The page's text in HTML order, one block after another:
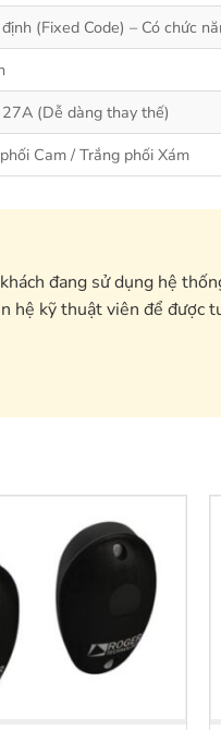
(Fixed Code) – Có chức
(Dễ dàng thay thế)
Cam / Trắng phối Xám
đang sử dụng hệ
hệ kỹ thuật viên để được